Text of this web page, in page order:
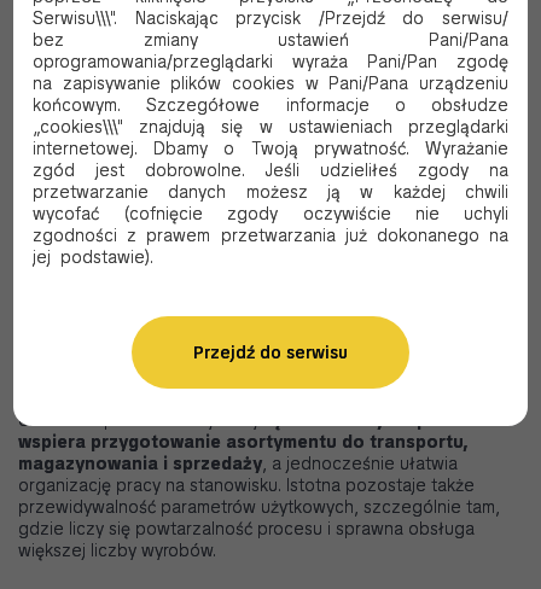
Wygodne zabezpieczanie żywności podczas pakowania i
przechowywania.
Łatwe dopasowanie formatu do rodzaju produktu.
Zastosowanie przy pieczeniu, porcjowaniu i przygotowaniu
wyrobów do sprzedaży.
Sprawną organizację pracy na stanowiskach produkcyjnych i
wydawczych.
Rozwiązania odpowiednie dla gastronomii, handlu i zaplecza
produkcyjnego.
Arkusze foliowe dopasowane do
Przy doborze materiałów opakowaniowych znaczenie ma
możliwość precyzyjnego dopasowania formatu do rodzaju
obrotu. Odpowiednio wybrany
wspiera przygotowanie asortymentu do transportu,
magazynowania i sprzedaży, a jednocześnie ułatwia
organizację pracy na stanowisku. Istotna pozostaje także
przewidywalność parametrów użytkowych, szczególnie tam,
gdzie liczy się powtarzalność procesu i sprawna obsługa
większej liczby wyrobów.
Serwisu\\\". Naciskając przycisk /Przejdź do serwisu/
bez zmiany ustawień Pani/Pana
oprogramowania/przeglądarki wyraża Pani/Pan zgodę
na zapisywanie plików cookies w Pani/Pana urządzeniu
końcowym. Szczegółowe informacje o obsłudze
„cookies\\\" znajdują się w ustawieniach przeglądarki
internetowej. Dbamy o Twoją prywatność. Wyrażanie
zgód jest dobrowolne. Jeśli udzieliłeś zgody na
przetwarzanie danych możesz ją w każdej chwili
wycofać (cofnięcie zgody oczywiście nie uchyli
zgodności z prawem przetwarzania już dokonanego na
jej podstawie).
Przejdź do serwisu